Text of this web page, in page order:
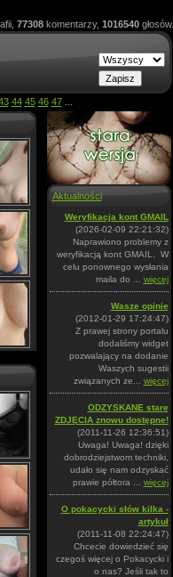
77308komentarzy, 1016540głosów.
44 45 46 47...
Aktualności
Weryfikacja kont GMAIL
(2026-02-09 22:21:32)
Naprawiono problemy z
weryfikacją kont GMAIL. W
celu ponownego wysłania
maila do ... więcej
Wasze opinie
(2012-01-29 17:24:47)
Z prawej strony portalu
dodaliśmy widget
pozwalający na dodanie
Waszych sugestii
związanych ze... więcej
ODZYSKANE stare
ZDJĘCIA znowu dostępne!
(2011-11-26 12:36:51)
Uwaga! Uwaga! dzięki
dobrodziejstwom techniki,
udało się nam odzyskać
prawie półtora ... więcej
O pokacycki słów kilka -
artykuł
(2011-11-08 22:24:47)
Chcecie dowiedzieć się
czegoś więcej o Pokacycki i
o nas? Jeśli tak to